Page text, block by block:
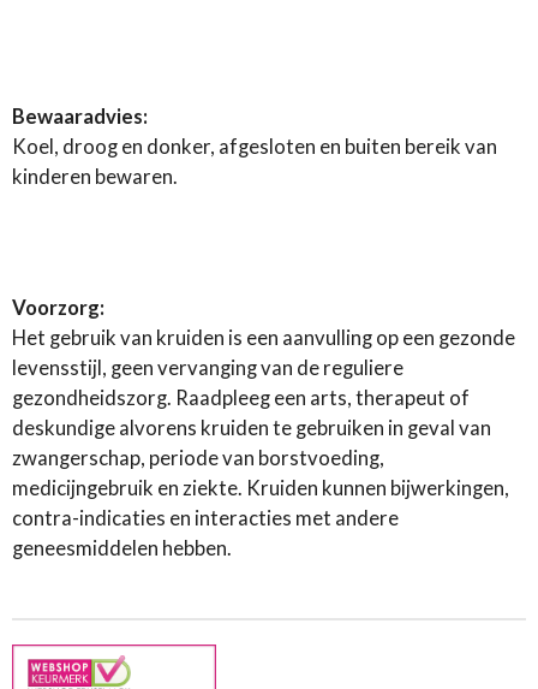
Bewaaradvies:
Koel, droog en donker, afgesloten en buiten bereik van
kinderen bewaren.
Voorzorg:
Het gebruik van kruiden is een aanvulling op een gezonde
levensstijl, geen vervanging van de reguliere
gezondheidszorg. Raadpleeg een arts, therapeut of
deskundige alvorens kruiden te gebruiken in geval van
zwangerschap, periode van borstvoeding,
medicijngebruik en ziekte. Kruiden kunnen bijwerkingen,
contra-indicaties en interacties met andere
geneesmiddelen hebben.